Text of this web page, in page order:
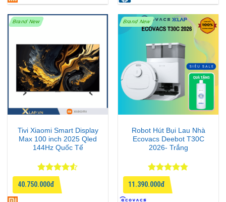
Brand New
Tivi Xiaomi Smart Display
Max 100 inch 2025 Qled
144Hz Quốc Tế
Được xếp
hạng
4.5
5 sao
40.750.000đ
Brand New
Robot Hút Bụi Lau Nhà
Ecovacs Deebot T30C
2026- Trắng
Được xếp
hạng
4.75
5 sao
11.390.000đ